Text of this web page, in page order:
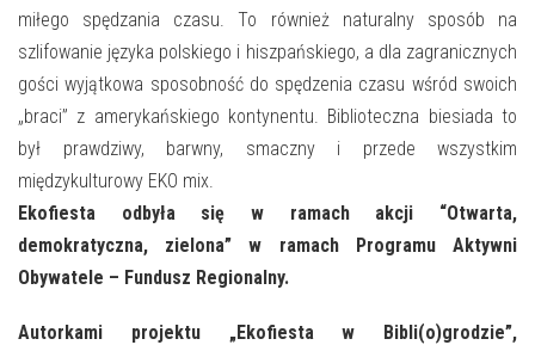
miłego spędzania czasu. To również naturalny sposób na
szlifowanie języka polskiego i hiszpańskiego, a dla zagranicznych
gości wyjątkowa sposobność do spędzenia czasu wśród swoich
„braci” z amerykańskiego kontynentu. Biblioteczna biesiada to
był prawdziwy, barwny, smaczny i przede wszystkim
międzykulturowy EKO mix.
Ekofiesta odbyła się w ramach akcji “Otwarta,
demokratyczna, zielona” w ramach Programu Aktywni
Obywatele – Fundusz Regionalny.
Autorkami projektu „Ekofiesta w Bibli(o)grodzie”,